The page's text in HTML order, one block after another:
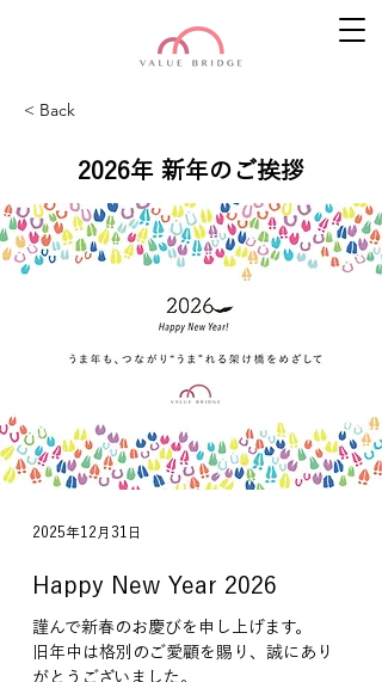
< Back
2026年 新年のご挨拶
2025年12月31日
Happy New Year 2026
謹んで新春のお慶びを申し上げます。
旧年中は格別のご愛顧を賜り、誠にあり
がとうございました。